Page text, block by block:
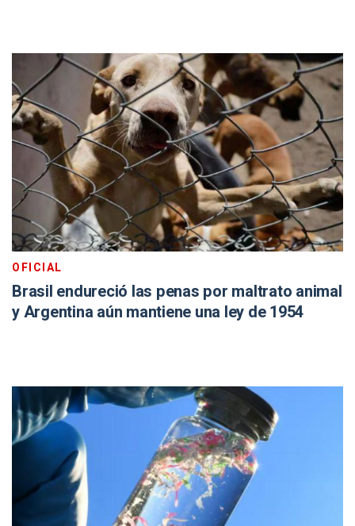
OFICIAL
Brasil endureció las penas por maltrato animal
y Argentina aún mantiene una ley de 1954